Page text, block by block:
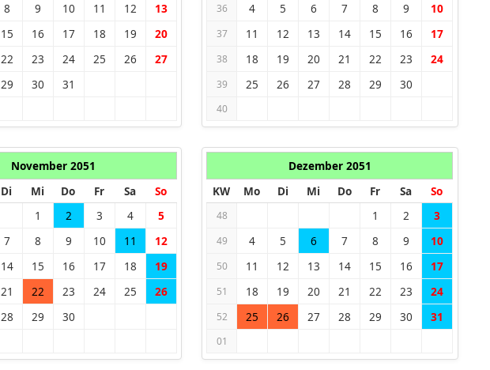
8 9 10 11 12 13
15 16 17 18 19 20
22 23 24 25 26 27
29 30 31
36 4 5 6 7 8 9 10
37 11 12 13 14 15 16 17
38 18 19 20 21 22 23 24
39 25 26 27 28 29 30
40
November 2051
Di Mi Do Fr Sa So
1 2 3 4 5
7 8 9 10 11 12
14 15 16 17 18 19
21 22 23 24 25 26
28 29 30
Dezember 2051
KW
Mo Di Mi Do Fr Sa So
48 1 2 3
49 4 5 6 7 8 9 10
50 11 12 13 14 15 16 17
51 18 19 20 21 22 23 24
52 25 26 27 28 29 30 31
01